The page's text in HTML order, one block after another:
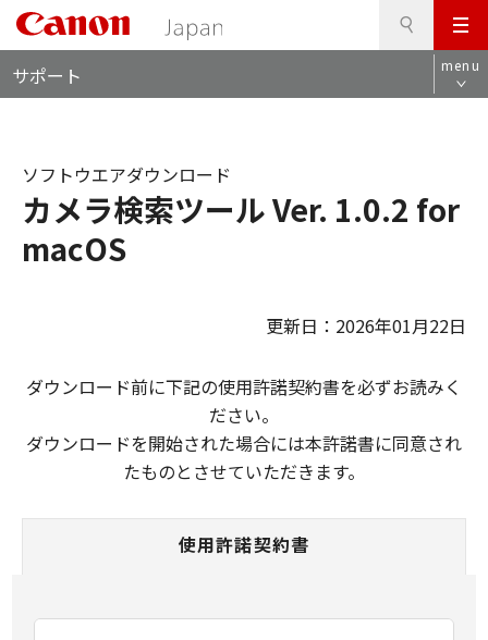
メ
ニ
ュ
サポート menu
カメラ検索ツール Ver. 1.0.2 for
macOS
ソフトウエアダウンロード
更新日：2026年01月22日
ダウンロード前に下記の使用許諾契約書を必ずお読みく
ださい。
ダウンロードを開始された場合には本許諾書に同意され
たものとさせていただきます。
使用許諾契約書